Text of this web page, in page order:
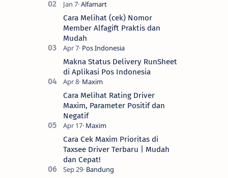
Cara Melihat (cek) Nomor
Member Alfagift Praktis dan
Mudah
Makna Status Delivery RunSheet
di Aplikasi Pos Indonesia
Cara Melihat Rating Driver
Maxim, Parameter Positif dan
Negatif
Cara Cek Maxim Prioritas di
Taxsee Driver Terbaru | Mudah
dan Cepat!